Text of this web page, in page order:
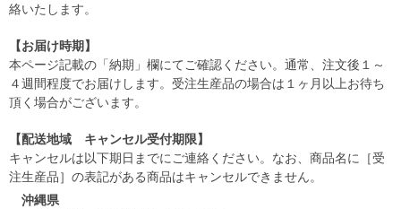
絡いたします。
【お届け時期】
本ページ記載の「納期」欄にてご確認ください。通常、注文後１～
４週間程度でお届けします。受注生産品の場合は１ヶ月以上お待ち
頂く場合がございます。
【配送地域 キャンセル受付期限】
キャンセルは以下期日までにご連絡ください。なお、商品名に［受
注生産品］の表記がある商品はキャンセルできません。
沖縄県